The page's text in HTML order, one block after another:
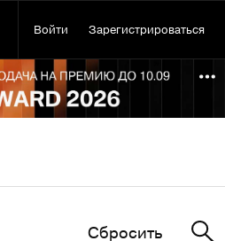
Войти Зарегистрироваться
Сбросить